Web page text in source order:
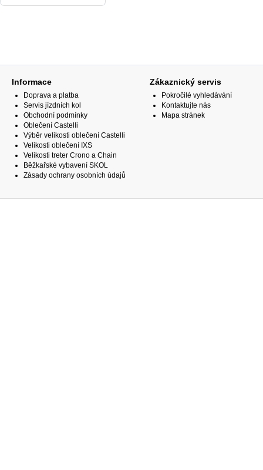
Informace
Doprava a platba
Servis jízdních kol
Obchodní podmínky
Oblečení Castelli
Výběr velikosti oblečení Castelli
Velikosti oblečení IXS
Velikosti treter Crono a Chain
Běžkařské vybavení SKOL
Zásady ochrany osobních údajů
Zákaznický servis
Pokročilé vyhledávání
Kontaktujte nás
Mapa stránek